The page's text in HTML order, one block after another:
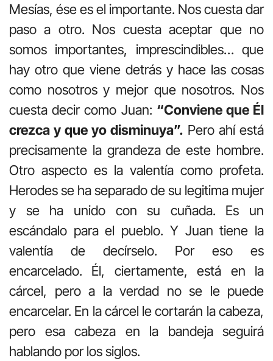
Mesías, ése es el importante. Nos cuesta dar
paso a otro. Nos cuesta aceptar que no
somos importantes, imprescindibles… que
hay otro que viene detrás y hace las cosas
como nosotros y mejor que nosotros. Nos
cuesta decir como Juan: “Conviene que Él
crezca y que yo disminuya”. Pero ahí está
precisamente la grandeza de este hombre.
Otro aspecto es la valentía como profeta.
Herodes se ha separado de su legitima mujer
y se ha unido con su cuñada. Es un
escándalo para el pueblo. Y Juan tiene la
valentía de decírselo. Por eso es
encarcelado. Él, ciertamente, está en la
cárcel, pero a la verdad no se le puede
encarcelar. En la cárcel le cortarán la cabeza,
pero esa cabeza en la bandeja seguirá
hablando por los siglos.